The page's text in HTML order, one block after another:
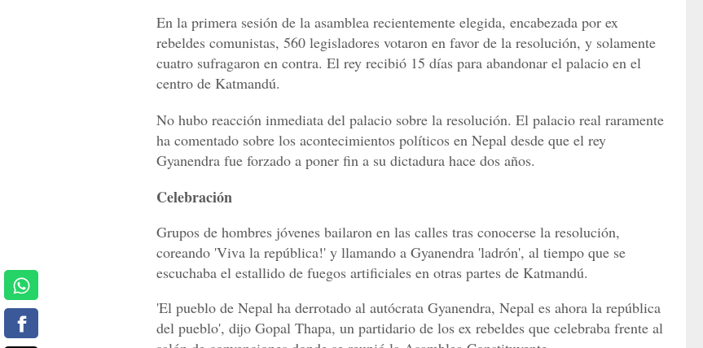
En la primera sesión de la asamblea recientemente elegida, encabezada por ex
rebeldes comunistas, 560 legisladores votaron en favor de la resolución, y solamente
cuatro sufragaron en contra. El rey recibió 15 días para abandonar el palacio en el
centro de Katmandú.
No hubo reacción inmediata del palacio sobre la resolución. El palacio real raramente
ha comentado sobre los acontecimientos políticos en Nepal desde que el rey
Gyanendra fue forzado a poner fin a su dictadura hace dos años.
Celebración
Grupos de hombres jóvenes bailaron en las calles tras conocerse la resolución,
coreando '­Viva la república!' y llamando a Gyanendra 'ladrón', al tiempo que se
escuchaba el estallido de fuegos artificiales en otras partes de Katmandú.
'El pueblo de Nepal ha derrotado al autócrata Gyanendra, Nepal es ahora la república
del pueblo', dijo Gopal Thapa, un partidario de los ex rebeldes que celebraba frente al